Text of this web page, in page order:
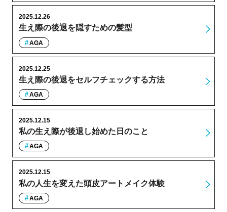
生え際の後退を隠すための髪型
2025.12.26
AGA
生え際の後退をセルフチェックする方法
2025.12.25
AGA
私の生え際が後退し始めた日のこと
2025.12.15
AGA
私の人生を変えた頭皮アートメイク体験
2025.12.15
AGA